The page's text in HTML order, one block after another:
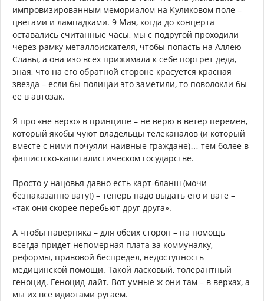
импровизированным мемориалом на Куликовом поле –
цветами и лампадками. 9 Мая, когда до концерта
оставались считанные часы, мы с подругой проходили
через рамку металлоискателя, чтобы попасть на Аллею
Славы, а она изо всех прижимала к себе портрет деда,
зная, что на его обратной стороне красуется красная
звезда – если бы полицаи это заметили, то поволокли бы
ее в автозак.
Я про «не верю» в принципе – не верю в ветер перемен,
который якобы чуют владельцы телеканалов (и который
вместе с ними почуяли наивные граждане)… тем более в
фашистско-капиталистическом государстве.
Просто у нацовья давно есть карт-бланш (мочи
безнаказанно вату!) – теперь надо выдать его и вате –
«так они скорее перебьют друг друга».
А чтобы наверняка – для обеих сторон – на помощь
всегда придет непомерная плата за коммуналку,
реформы, правовой беспредел, недоступность
медицинской помощи. Такой ласковый, толерантный
геноцид. Геноцид-лайт. Вот умные ж они там – в верхах, а
мы их все идиотами ругаем.